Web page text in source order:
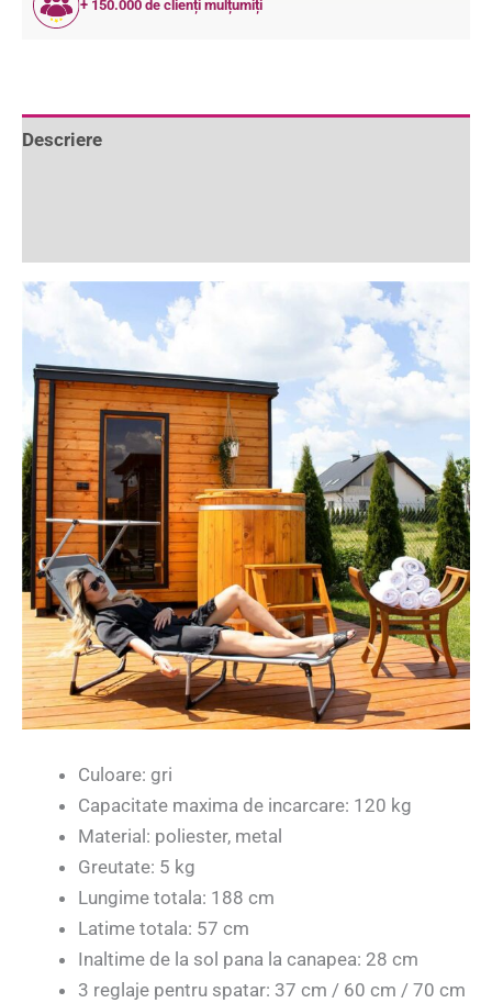
+ 150.000 de clienți mulțumiți
Descriere
Culoare: gri
Capacitate maxima de incarcare: 120 kg
Material: poliester, metal
Greutate: 5 kg
Lungime totala: 188 cm
Latime totala: 57 cm
Inaltime de la sol pana la canapea: 28 cm
3 reglaje pentru spatar: 37 cm / 60 cm / 70 cm